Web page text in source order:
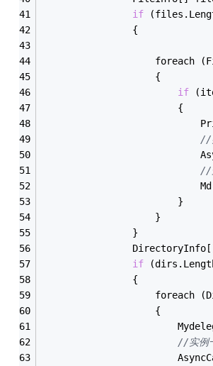
if
                {
foreach
                    {
if
                        {
//
//
                        }
                    }
                }
if
                {
foreach
                    {
//实例